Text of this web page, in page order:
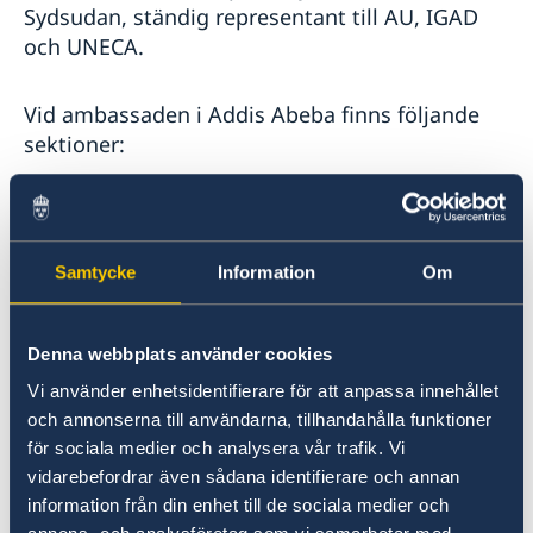
Samtycke Information Om
Denna webbplats använder cookies
Vi använder enhetsidentifierare för att anpassa innehållet
och annonserna till användarna, tillhandahålla funktioner
för sociala medier och analysera vår trafik. Vi
vidarebefordrar även sådana identifierare och annan
information från din enhet till de sociala medier och
Sydsudan, ständig representant till AU, IGAD
och UNECA.
Vid ambassaden i Addis Abeba finns följande
sektioner:
Sektionen för Politik, multilaterala frågor,
utvecklingssamarbete
utvecklingssamarbete
konsulära frågor
Sektionen för Migration
Senast uppdaterad 27 okt. 2025, 09.28